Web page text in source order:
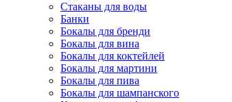
Стаканы для воды
Банки
Бокалы для бренди
Бокалы для вина
Бокалы для коктейлей
Бокалы для мартини
Бокалы для пива
Бокалы для шампанского